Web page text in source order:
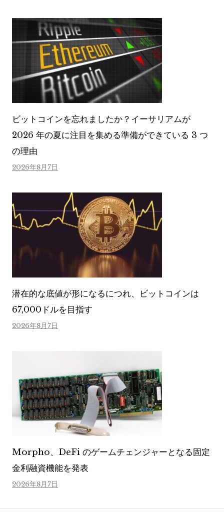
ビットコインを忘れましたか？イーサリアムが
2026 年の夏に注目を集める準備ができている 3 つ
の理由
2026年8月7日
潜在的な底値が形になるにつれ、ビットコインは
67,000ドルを目指す
2026年8月7日
Morpho、DeFi のゲームチェンジャーとなる固定
金利融資機能を発表
2026年8月7日